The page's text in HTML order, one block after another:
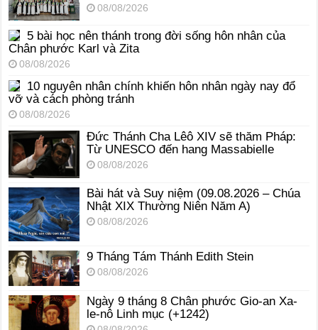
08/08/2026
5 bài học nên thánh trong đời sống hôn nhân của
Chân phước Karl và Zita
08/08/2026
10 nguyên nhân chính khiến hôn nhân ngày nay đổ
vỡ và cách phòng tránh
08/08/2026
Đức Thánh Cha Lêô XIV sẽ thăm Pháp:
Từ UNESCO đến hang Massabielle
08/08/2026
Bài hát và Suy niệm (09.08.2026 – Chúa
Nhật XIX Thường Niên Năm A)
08/08/2026
9 Tháng Tám Thánh Edith Stein
08/08/2026
Ngày 9 tháng 8 Chân phước Gio-an Xa-
le-nô Linh mục (+1242)